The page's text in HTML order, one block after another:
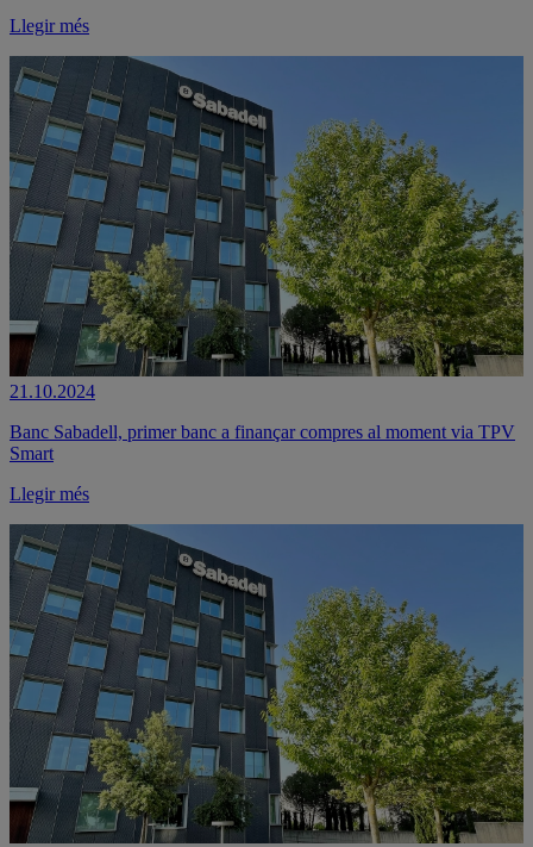
Llegir més
21.10.2024
Banc Sabadell, primer banc a finançar compres al moment via TPV
Smart
Llegir més